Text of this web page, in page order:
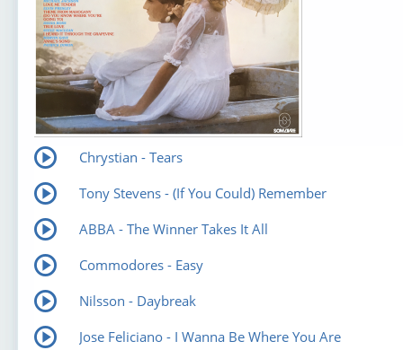
Chrystian - Tears
Tony Stevens - (If You Could) Remember
ABBA - The Winner Takes It All
Commodores - Easy
Nilsson - Daybreak
Jose Feliciano - I Wanna Be Where You Are